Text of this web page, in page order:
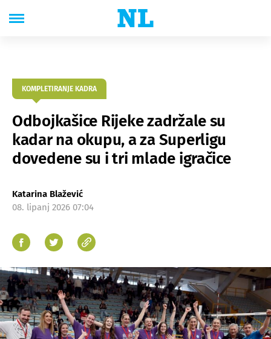
KOMPLETIRANJE KADRA
Odbojkašice Rijeke zadržale su
kadar na okupu, a za Superligu
dovedene su i tri mlade igračice
Katarina Blažević
08. lipanj 2026 07:04